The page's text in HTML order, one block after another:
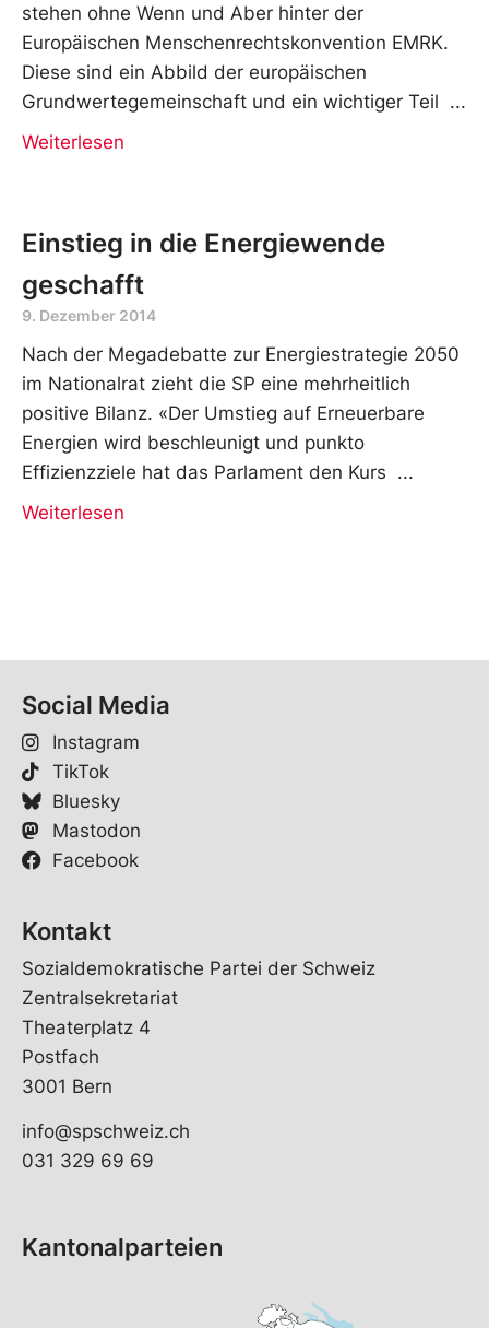
stehen ohne Wenn und Aber hinter der
Europäischen Menschenrechtskonvention EMRK.
Diese sind ein Abbild der europäischen
Grundwertegemeinschaft und ein wichtiger Teil
Weiterlesen
Einstieg in die Energiewende
geschafft
9. Dezember 2014
Nach der Megadebatte zur Energiestrategie 2050
im Nationalrat zieht die SP eine mehrheitlich
positive Bilanz. «Der Umstieg auf Erneuerbare
Energien wird beschleunigt und punkto
Effizienzziele hat das Parlament den Kurs
Weiterlesen
Social Media
Instagram
TikTok
Bluesky
Mastodon
Facebook
Kontakt
Sozialdemokratische Partei der Schweiz
Zentralsekretariat
Theaterplatz 4
Postfach
3001 Bern
info@spschweiz.ch
031 329 69 69
Kantonalparteien